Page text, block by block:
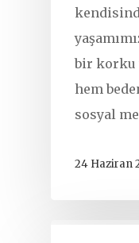
bir korku
hem
sosyal
24 Haziran